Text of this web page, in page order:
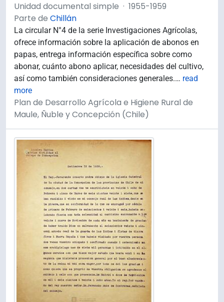
Unidad documental simple · 1955-1959
Parte de Chillán
La circular N°4 de la serie Investigaciones Agrícolas,
ofrece información sobre la aplicación de abonos en
papas, entrega información específica sobre como
abonar, cuánto abono aplicar, necesidades del cultivo,
así como también consideraciones generales.… read
more
Plan de Desarrollo Agrícola e Higiene Rural de
Maule, Ñuble y Concepción (Chile)